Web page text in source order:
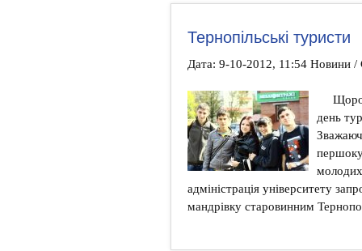
Тернопільські туристи
Дата: 9-10-2012, 11:54 Новини /
день
молодих
адміністрація університету
мандрівку старовинним